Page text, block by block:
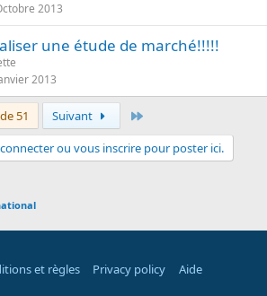
2013
une étude de marché!!!!!
2013
51 Suivant
ou vous inscrire pour poster ici.
et règles Privacy policy
Aide